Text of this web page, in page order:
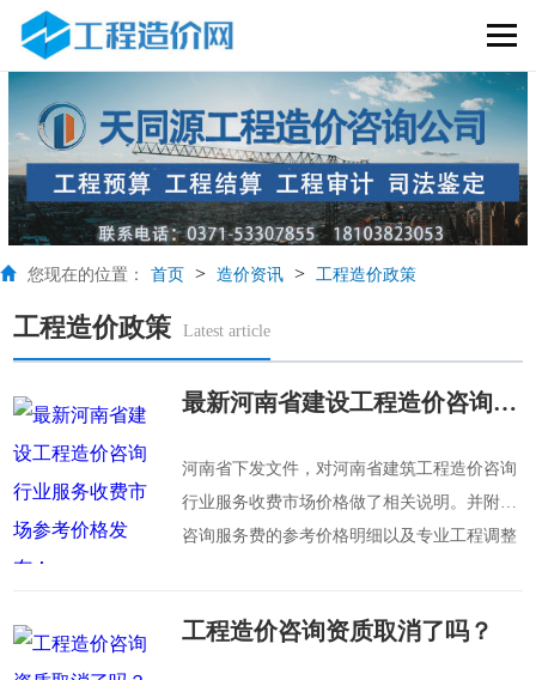
您现在的位置： 首页 > 造价资讯 > 工程造价政策
工程造价政策 Latest article
最新河南省建设工程造价咨询行业服务收费市场参考价格发布！
河南省下发文件，对河南省建筑工程造价咨询
行业服务收费市场价格做了相关说明。并附加
咨询服务费的参考价格明细以及专业工程调整
工程造价咨询资质取消了吗？